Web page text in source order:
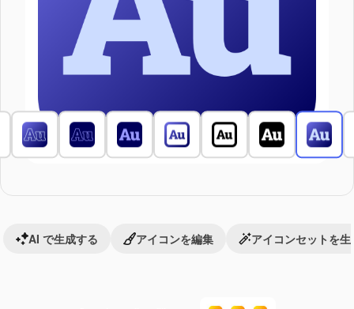
AI で生成する アイコンを編集 アイコンセットを生